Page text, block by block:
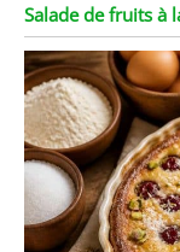
Salade de fruits à